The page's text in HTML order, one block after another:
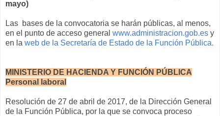
mayo)
Las bases de la convocatoria se harán públicas, al menos,
en el punto de acceso general www.administracion.gob.es y
en la web de la Secretaría de Estado de la Función Pública.
MINISTERIO DE HACIENDA Y FUNCIÓN PÚBLICA
Personal laboral
Resolución de 27 de abril de 2017, de la Dirección General
de la Función Pública, por la que se convoca proceso